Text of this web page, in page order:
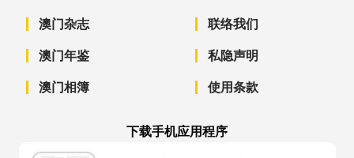
澳门杂志
澳门年鉴
澳门相簿
联络我们
私隐声明
使用条款
下载手机应用程序